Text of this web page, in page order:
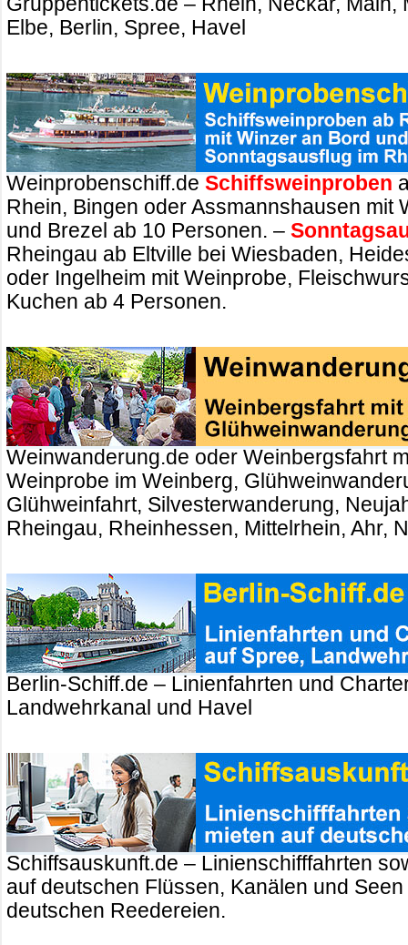
Elbe, Berlin, Spree, Havel
Weinprobenschiff.de Schiffsweinproben
Rhein, Bingen oder Assmannshausen mit
und Brezel ab 10 Personen. –
Rheingau ab Eltville bei Wiesbaden,
oder Ingelheim mit Weinprobe,
Kuchen ab 4 Personen.
Weinwanderung.de oder Weinbergsfahrt
Weinprobe im Weinberg,
Glühweinfahrt, Silvesterwanderung,
Rheingau, Rheinhessen, Mittelrhein, Ahr,
Berlin-Schiff.de – Linienfahrten und
Landwehrkanal und Havel
Schiffsauskunft.de – Linienschifffahrten
auf deutschen Flüssen, Kanälen und
deutschen Reedereien.